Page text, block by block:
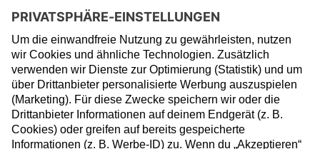
Regulierung
Risikohinweise
Barrierefreiheit
Privatsphäre-Einstellungen